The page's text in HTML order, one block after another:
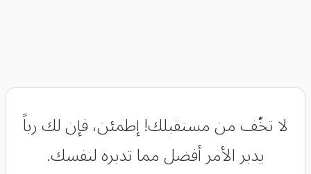
لا تخّف من مستقبلك! إطمئن، فإن لك رباً
يدبر الأمر أفضل مما تدبره لنفسك.